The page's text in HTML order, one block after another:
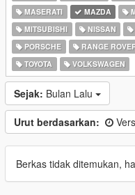
MASERATI
MAZDA
MITSUBISHI
NISSAN
PORSCHE
RANGE
TOYOTA
VOLKSWAGEN
Sejak: Bulan Lalu
Urut berdasarkan:
Berkas tidak ditemukan,